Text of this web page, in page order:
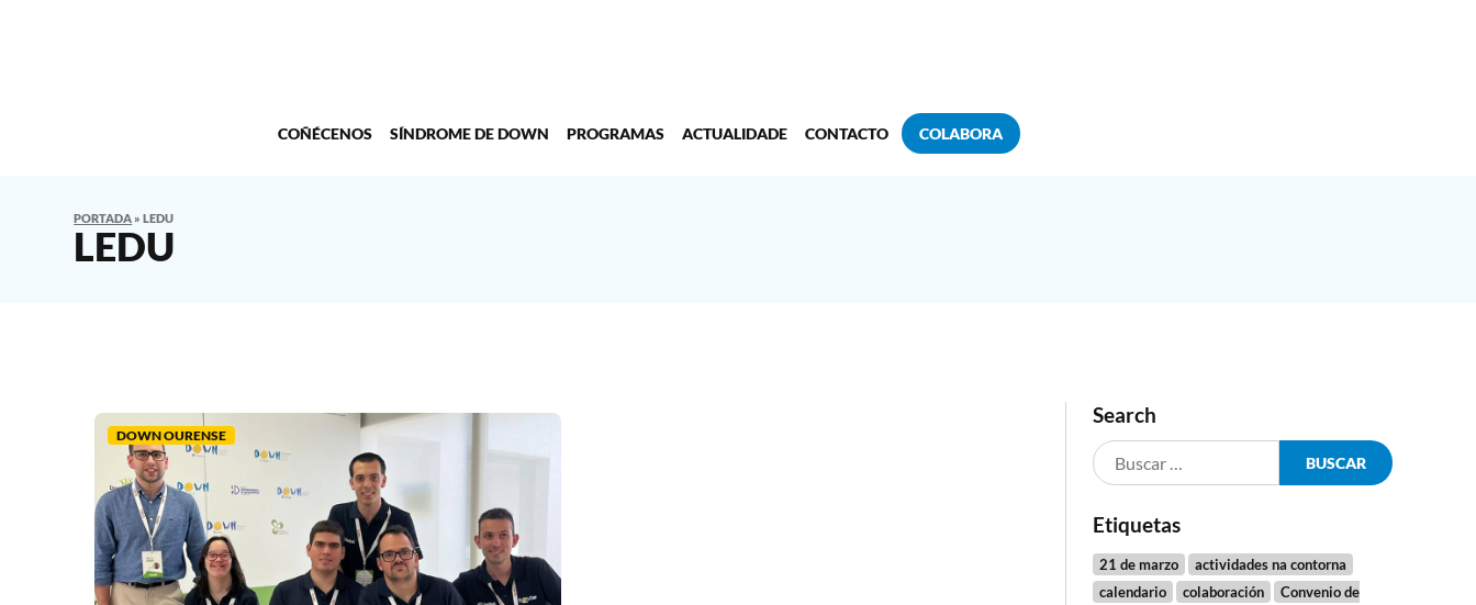
COÑÉCENOS SÍNDROME DE DOWN PROGRAMAS ACTUALIDADE CONTACTO COLABORA
PORTADA»LEDU
LEDU
DOWN OURENSE
Search
Etiquetas
21 de marzo
actividades na contorna
calendario
colaboración
Convenio de